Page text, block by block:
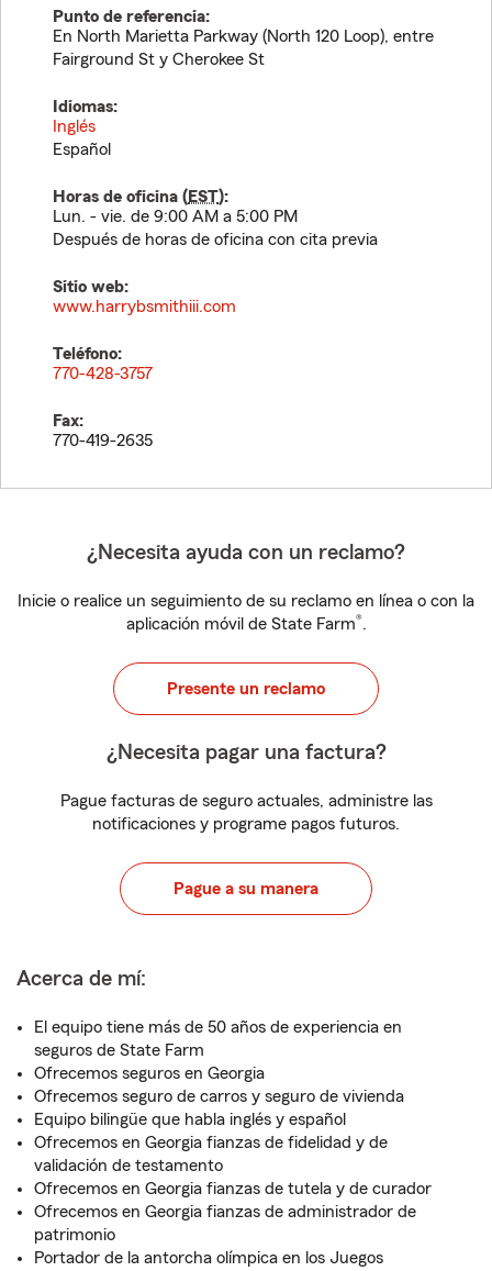
Punto de referencia:
En North Marietta Parkway (North 120 Loop), entre
Fairground St y Cherokee St
Idiomas:
Inglés
Español
Horas de oficina (EST):
Lun. - vie. de 9:00 AM a 5:00 PM
Después de horas de oficina con cita previa
Sitio web:
www.harrybsmithiii.com
Teléfono:
770-428-3757
Fax:
770-419-2635
¿Necesita ayuda con un reclamo?
Inicie o realice un seguimiento de su reclamo en línea o con la
aplicación móvil de State Farm®.
Presente un reclamo
¿Necesita pagar una factura?
Pague facturas de seguro actuales, administre las
notificaciones y programe pagos futuros.
Pague a su manera
Acerca de mí:
El equipo tiene más de 50 años de experiencia en
seguros de State Farm
Ofrecemos seguros en Georgia
Ofrecemos seguro de carros y seguro de vivienda
Equipo bilingüe que habla inglés y español
Ofrecemos en Georgia fianzas de fidelidad y de
validación de testamento
Ofrecemos en Georgia fianzas de tutela y de curador
Ofrecemos en Georgia fianzas de administrador de
patrimonio
Portador de la antorcha olímpica en los Juegos